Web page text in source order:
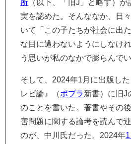
所 （以下、「旧J」と略す）
実を認めた。そんななか、日
いて「この子たちが社会に出
な目に遭わないようにしなけ
う思いが私のなかで膨らんでい
そして、2024年1月に出版し
レビ論』（ポプラ新書）に旧J
のことを書いた。著書やその
害問題に関する論考を読んで
のが、中川氏だった。2024年